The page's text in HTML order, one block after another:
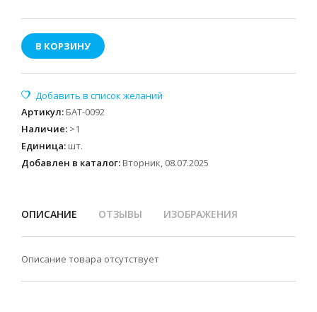
В КОРЗИНУ
Артикул: БАТ-0092
Наличие: >1
Единица: шт.
Добавлен в каталог: Вторник, 08.07.2025
ОПИСАНИЕ ОТЗЫВЫ ИЗОБРАЖЕНИЯ
Описание товара отсутствует